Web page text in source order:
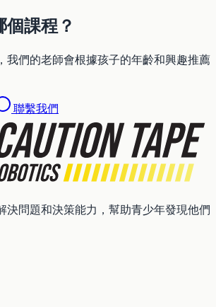
課程？
我們的老師會根據孩子的年齡和興趣推薦
聯繫我們
決問題和決策能力，幫助青少年發現他們